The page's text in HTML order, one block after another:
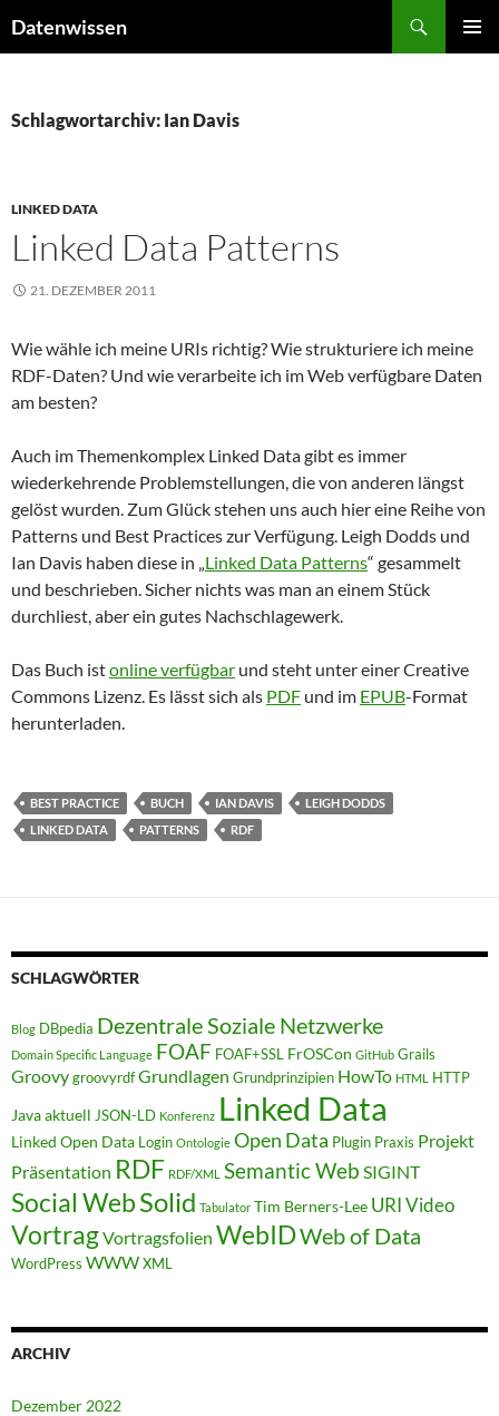
Inhalt
Datenwissen
Schlagwortarchiv: Ian Davis
LINKED DATA
Linked Data Patterns
21. DEZEMBER 2011
Wie wähle ich meine URIs richtig? Wie strukturiere ich meine
RDF-Daten? Und wie verarbeite ich im Web verfügbare Daten
am besten?
Auch im Themenkomplex Linked Data gibt es immer
wiederkehrende Problemstellungen, die von anderen längst
gelöst wurden. Zum Glück stehen uns auch hier eine Reihe von
Patterns und Best Practices zur Verfügung. Leigh Dodds und
Ian Davis haben diese in „Linked Data Patterns“ gesammelt
und beschrieben. Sicher nichts was man an einem Stück
durchliest, aber ein gutes Nachschlagewerk.
Das Buch istonline verfügbar und steht unter einer Creative
Commons Lizenz. Es lässt sich als PDF und im EPUB-Format
herunterladen.
BEST PRACTICE BUCH IAN DAVIS
LEIGH DODDS
LINKED DATA
PATTERNS RDF
SCHLAGWÖRTER
Blog DBpedia Dezentrale Soziale Netzwerke
Domain Specific Language FOAF FOAF+SSL FrOSCon GitHub Grails
GroovygroovyrdfGrundlagen Grundprinzipien HowTo HTML HTTP
Java aktuell JSON-LD Konferenz Linked Data
Linked Open Data Login Ontologie Open Data Plugin Praxis Projekt
Präsentation RDF RDF/XML Semantic Web SIGINT
Social WebSolid Tabulator Tim Berners-Lee URIVideo
VortragVortragsfolien WebIDWeb of Data
WordPress WWWXML
ARCHIV
Dezember 2022